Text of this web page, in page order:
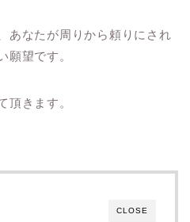
あなたが周りから頼りにされ
願望です。
頂きます。
CLOSE